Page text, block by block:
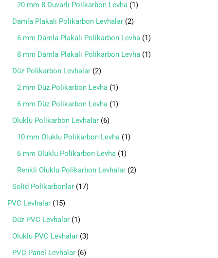
20 mm 8 Duvarlı Polikarbon Levha 1
Damla Plakalı Polikarbon Levhalar 2
6 mm Damla Plakalı Polikarbon Levha 1
8 mm Damla Plakalı Polikarbon Levha 1
Düz Polikarbon Levhalar 2
2 mm Düz Polikarbon Levha 1
6 mm Düz Polikarbon Levha 1
Oluklu Polikarbon Levhalar 6
10 mm Oluklu Polikarbon Levha 1
6 mm Oluklu Polikarbon Levha 1
Renkli Oluklu Polikarbon Levhalar 2
Solid Polikarbonlar 17
PVC Levhalar 15
Düz PVC Levhalar 1
Oluklu PVC Levhalar 3
PVC Panel Levhalar 6